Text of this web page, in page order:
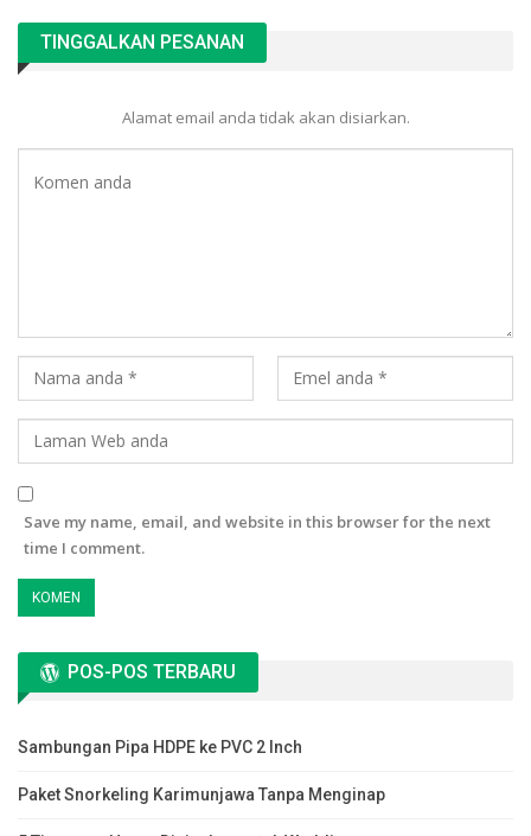
TINGGALKAN PESANAN
Alamat email anda tidak akan disiarkan.
Save my name, email, and website in this browser for the next
time I comment.
POS-POS TERBARU
Sambungan Pipa HDPE ke PVC 2 Inch
Paket Snorkeling Karimunjawa Tanpa Menginap